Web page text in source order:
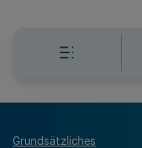
Grundsätzliches